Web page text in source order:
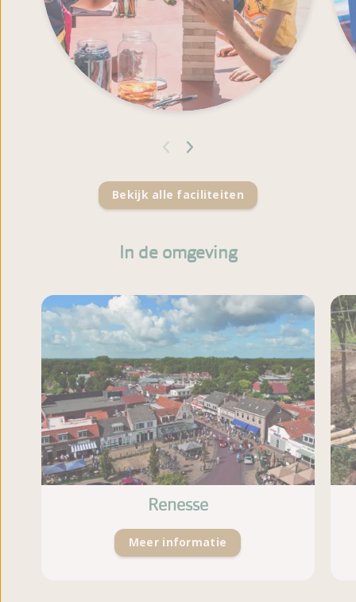
Bekijk alle faciliteiten
In de omgeving
Renesse
Meer informatie